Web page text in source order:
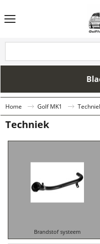
Home Golf MK1
Techniek
Brandstof systeem